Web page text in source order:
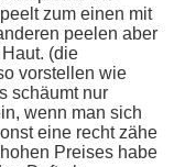
zum einen mit
peelen aber
(die
vorstellen wie
schäumt nur
wenn man sich
eine recht zähe
Preises habe